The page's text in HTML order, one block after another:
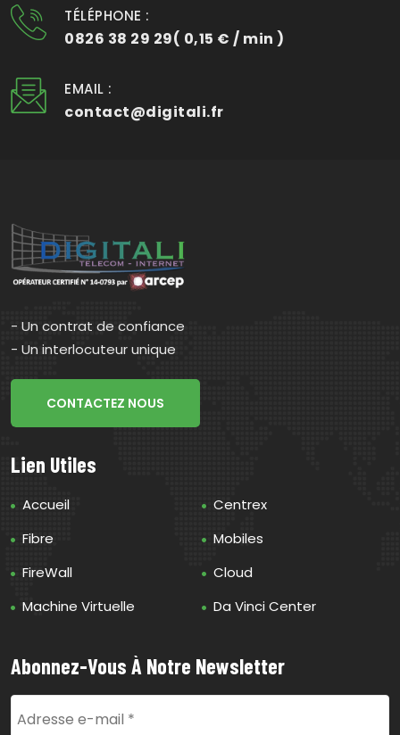
TÉLÉPHONE :
0826 38 29 29( 0,15 € / min )
EMAIL :
contact@digitali.fr
- Un contrat de confiance
- Un interlocuteur unique
CONTACTEZ NOUS
Lien Utiles
Accueil
Centrex
Fibre
Mobiles
FireWall
Cloud
Machine Virtuelle
Da Vinci Center
Abonnez-Vous À Notre Newsletter